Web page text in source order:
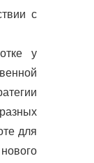
с
у
для